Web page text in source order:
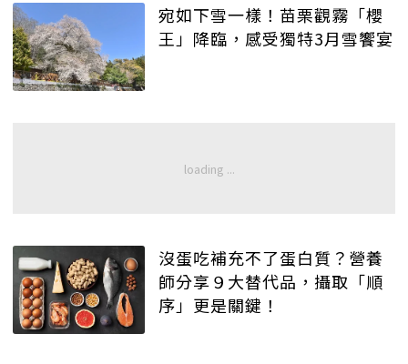
宛如下雪一樣！苗栗觀霧「櫻
王」降臨，感受獨特3月雪饗宴
沒蛋吃補充不了蛋白質？營養
師分享９大替代品，攝取「順
序」更是關鍵！